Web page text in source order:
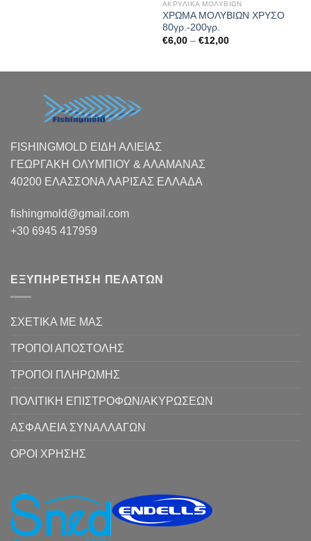
ΑΚΡΥΛΙΚΑ ΜΟΛΥΒΙΩΝ
ΧΡΩΜΑ ΜΟΛΥΒΙΩΝ ΧΡΥΣΟ
80γρ.-200γρ.
€6,00 – €12,00Price
FISHINGMOLD ΕΙΔΗ ΑΛΙΕΙΑΣ
ΓΕΩΡΓΑΚΗ ΟΛΥΜΠΙΟΥ & ΑΛΑΜΑΝΑΣ
40200 ΕΛΑΣΣΟΝΑ ΛΑΡΙΣΑΣ EΛΛΑΔΑ
fishingmold@gmail.com
+30 6945 417959
ΕΞΥΠΗΡΕΤΗΣΗ ΠΕΛΑΤΩΝ
ΣΧΕΤΙΚΑ ΜΕ ΜΑΣ
ΤΡΟΠΟΙ ΑΠΟΣΤΟΛΗΣ
ΤΡΟΠΟΙ ΠΛΗΡΩΜΗΣ
ΠΟΛΙΤΙΚΗ ΕΠΙΣΤΡΟΦΩΝ/ΑΚΥΡΩΣΕΩΝ
ΑΣΦΑΛΕΙΑ ΣΥΝΑΛΛΑΓΩΝ
ΟΡΟΙ ΧΡΗΣΗΣ